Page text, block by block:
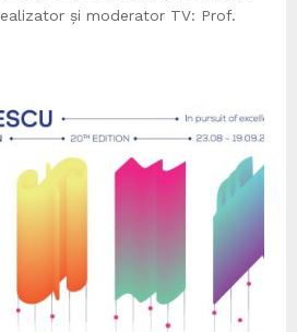
și moderator TV: Prof.